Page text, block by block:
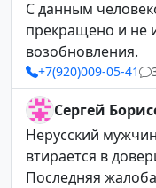
С данным
прекращено и не
возобновления.
+7(920)009-05-41
Сергей
Нерусский
втирается в
Последняя